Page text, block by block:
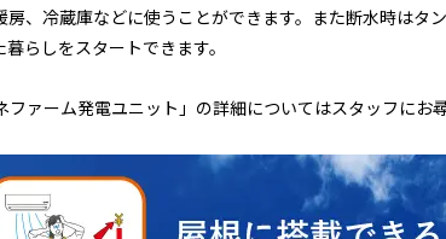
房、冷蔵庫などに使うことができます。また断水時はタ
らしをスタートできます。
ファーム発電ユニット」の詳細についてはスタッフにお